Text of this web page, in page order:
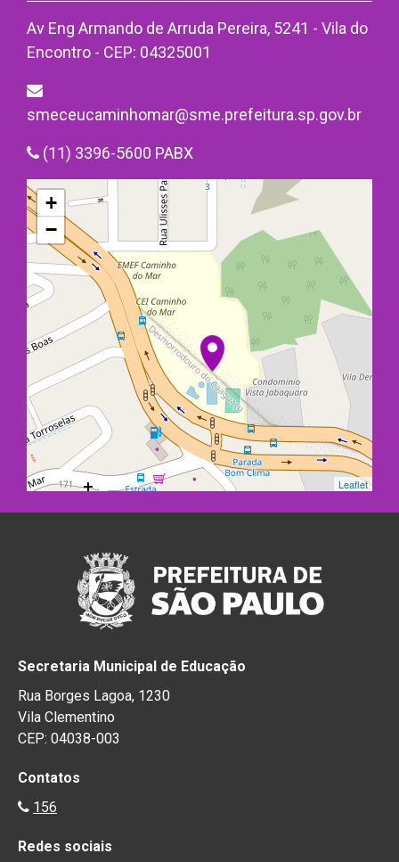
Av Eng Armando de Arruda Pereira, 5241 - Vila do
Encontro - CEP: 04325001
smeceucaminhomar@sme.prefeitura.sp.gov.br
(11) 3396-5600 PABX
+
−
Leaflet
Secretaria Municipal de Educação
Rua Borges Lagoa, 1230
Vila Clementino
CEP: 04038-003
Contatos
156
Redes sociais